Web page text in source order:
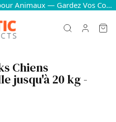
-20 % sur Tous les Produits pour Animaux — Gardez Vos Compagnons Heureux et en Bonne Santé
Chiens
jusqu'à 20 kg -